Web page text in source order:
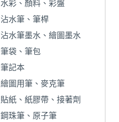
水彩、顏料、彩盤
沾水筆、筆桿
沾水筆墨水、繪圖墨水
筆袋、筆包
筆記本
繪圖用筆、麥克筆
貼紙、紙膠帶、接著劑
鋼珠筆、原子筆